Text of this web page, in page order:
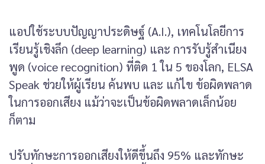
แอปใช้ระบบปัญญาประดิษฐ์ (A.I.), เทคโนโลยีการ
เรียนรู้เชิงลึก (deep learning) และ การรับรู้สำเนียง
พูด (voice recognition) ที่ติด 1 ใน 5 ของโลก, ELSA
Speak ช่วยให้ผู้เรียน ค้นพบ และ แก้ไข ข้อผิดพลาด
ในการออกเสียง แม้ว่าจะเป็นข้อผิดพลาดเล็กน้อย
ก็ตาม
ปรับทักษะการออกเสียงให้ดีขึ้นถึง 95% และทักษะ